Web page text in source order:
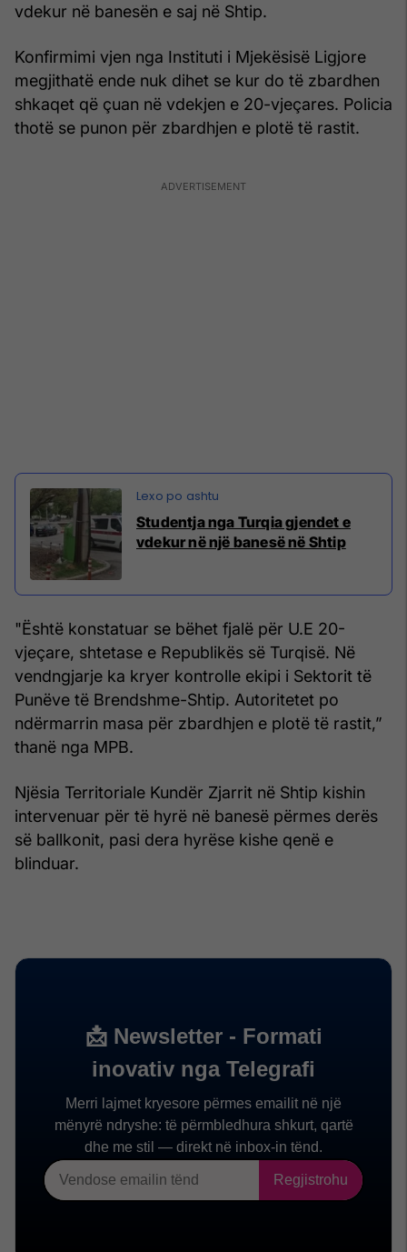
vdekur në banesën e saj në Shtip.
Konfirmimi vjen nga Instituti i Mjekësisë Ligjore
megjithatë ende nuk dihet se kur do të zbardhen
shkaqet që çuan në vdekjen e 20-vjeçares. Policia
thotë se punon për zbardhjen e plotë të rastit.
Studentja nga Turqia gjendet e
vdekur në një banesë në Shtip
"Është konstatuar se bëhet fjalë për U.E 20-
vjeçare, shtetase e Republikës së Turqisë. Në
vendngjarje ka kryer kontrolle ekipi i Sektorit të
Punëve të Brendshme-Shtip. Autoritetet po
ndërmarrin masa për zbardhjen e plotë të rastit,”
thanë nga MPB.
Njësia Territoriale Kundër Zjarrit në Shtip kishin
intervenuar për të hyrë në banesë përmes derës
së ballkonit, pasi dera hyrëse kishe qenë e
blinduar.